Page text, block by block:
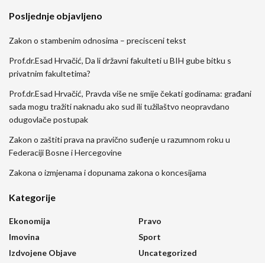
Posljednje objavljeno
Zakon o stambenim odnosima – precisceni tekst
Prof.dr.Esad Hrvačić, Da li državni fakulteti u BIH gube bitku s
privatnim fakultetima?
Prof.dr.Esad Hrvačić, Pravda više ne smije čekati godinama: građani
sada mogu tražiti naknadu ako sud ili tužilaštvo neopravdano
odugovlače postupak
Zakon o zaštiti prava na pravično suđenje u razumnom roku u
Federaciji Bosne i Hercegovine
Zakona o izmjenama i dopunama zakona o koncesijama
Kategorije
Ekonomija
Imovina
Izdvojene Objave
Pravo
Sport
Uncategorized